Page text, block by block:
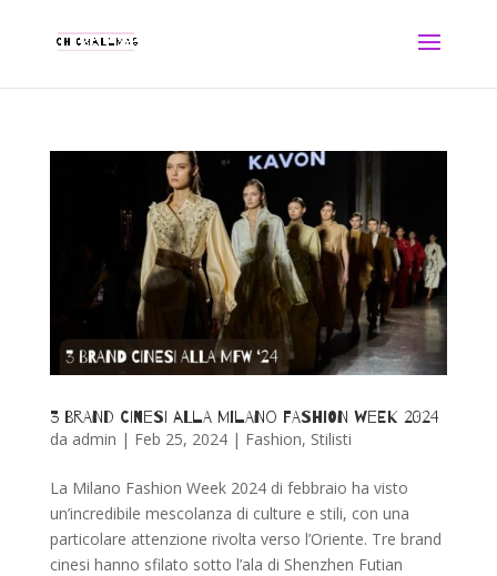
3 BRAND CINESI ALLA MILANO FASHION WEEK 2024
da admin | Feb 25, 2024| Fashion, Stilisti
La Milano Fashion Week 2024 di febbraio ha visto
un’incredibile mescolanza di culture e stili, con una
particolare attenzione rivolta verso l’Oriente. Tre brand
cinesi hanno sfilato sotto l’ala di Shenzhen Futian